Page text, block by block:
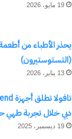
19 مايو، 2026
يحذر الأطباء من
(التستوستيرون)
13 يناير، 2026
دبي خلال تجربة طهي
19 ديسمبر، 2025